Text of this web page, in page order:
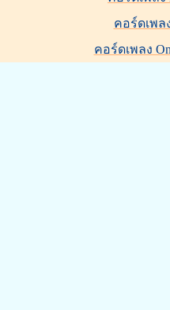
คอร์ดเพล
คอร์ดเพลง